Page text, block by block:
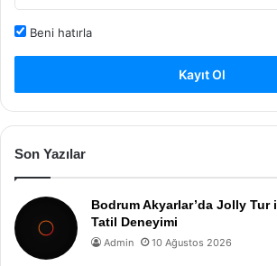
Beni hatırla
Kayıt Ol
Son Yazılar
Bodrum Akyarlar’da Jolly Tur
Tatil Deneyimi
Admin 10 Ağustos 2026